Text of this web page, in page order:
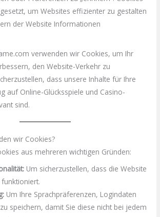
um Websites effizienter zu gestalten
der Website Informationen
verwenden wir Cookies, um Ihr
den Website-Verkehr zu
dass unsere Inhalte für Ihre
auf Online-Glücksspiele und Casino-
sind.
wir Cookies?
aus mehreren wichtigen Gründen:
Um sicherzustellen, dass die Website
Um Ihre Sprachpräferenzen, Logindaten
speichern, damit Sie diese nicht bei jedem